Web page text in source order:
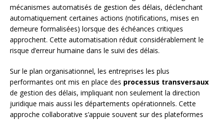
mécanismes automatisés de gestion des délais, déclenchant
automatiquement certaines actions (notifications, mises en
demeure formalisées) lorsque des échéances critiques
approchent. Cette automatisation réduit considérablement le
risque d’erreur humaine dans le suivi des délais.
Sur le plan organisationnel, les entreprises les plus
performantes ont mis en place des processus transversaux
de gestion des délais, impliquant non seulement la direction
juridique mais aussi les départements opérationnels. Cette
approche collaborative s’appuie souvent sur des plateformes